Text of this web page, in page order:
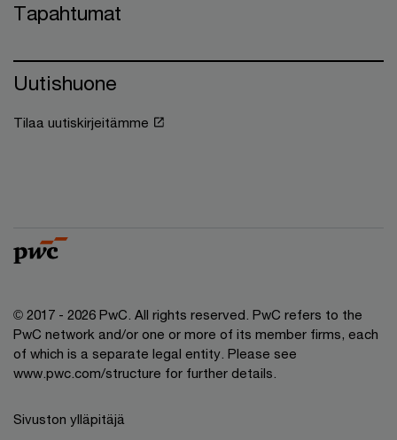
Tapahtumat
Uutishuone
Tilaa uutiskirjeitämme
© 2017 - 2026 PwC. All rights reserved. PwC refers to the
PwC network and/or one or more of its member firms, each
of which is a separate legal entity. Please see
www.pwc.com/structure for further details.
Sivuston ylläpitäjä